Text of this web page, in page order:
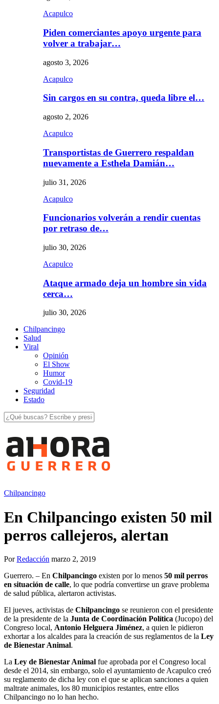
Acapulco
Piden comerciantes apoyo urgente para
volver a trabajar…
agosto 3, 2026
Acapulco
Sin cargos en su contra, queda libre el…
agosto 2, 2026
Acapulco
Transportistas de Guerrero respaldan
nuevamente a Esthela Damián…
julio 31, 2026
Acapulco
Funcionarios volverán a rendir cuentas
por retraso de…
julio 30, 2026
Acapulco
Ataque armado deja un hombre sin vida
cerca…
julio 30, 2026
Chilpancingo
Salud
Viral
Opinión
El Show
Humor
Covid-19
Seguridad
Estado
Chilpancingo
En Chilpancingo existen 50 mil
perros callejeros, alertan
PorRedacción marzo 2, 2019
Guerrero. – En Chilpancingo existen por lo menos 50 mil perros
en situación de calle, lo que podría convertirse un grave problema
de salud pública, alertaron activistas.
El jueves, activistas de Chilpancingo se reunieron con el presidente
de la presidente de la Junta de Coordinación Política (Jucopo) del
Congreso local, Antonio Helguera Jiménez, a quien le pidieron
exhortar a los alcaldes para la creación de sus reglamentos de la Ley
de Bienestar Animal.
La Ley de Bienestar Animal fue aprobada por el Congreso local
desde el 2014, sin embargo, solo el ayuntamiento de Acapulco creó
su reglamento de dicha ley con el que se aplican sanciones a quien
maltrate animales, los 80 municipios restantes, entre ellos
Chilpancingo no lo han hecho.